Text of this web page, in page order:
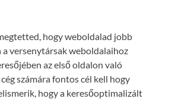
hogy weboldalad jobb
a versenytársak weboldalaihoz
az első oldalon való
számára fontos cél kell hogy
hogy a keresőoptimalizált